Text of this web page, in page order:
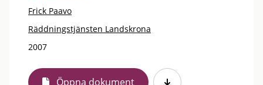
Frick Paavo
Räddningstjänsten Landskrona
2007
Öppna dokument